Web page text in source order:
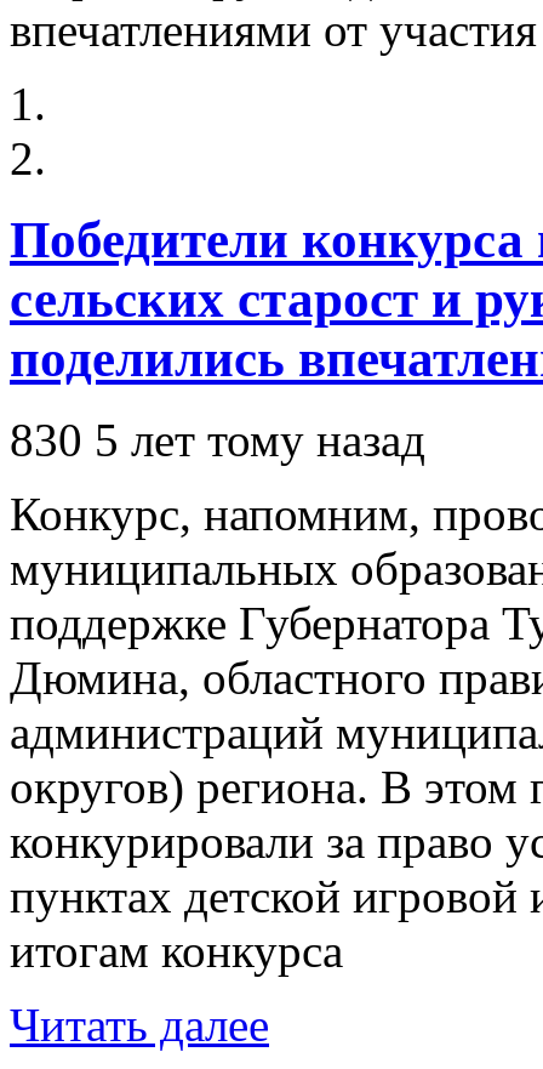
Победители
сельских старост и
поделились
830 5 лет тому назад
Конкурс, напомним,
муниципальных
поддержке Губернатора
Дюмина, областного
администраций
округов) региона. В
конкурировали за право
пунктах детской
итогам конкурса
Читать далее